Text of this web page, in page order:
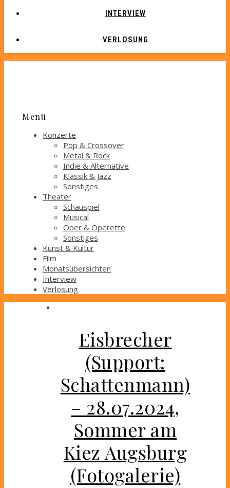
INTERVIEW
VERLOSUNG
Menü
Konzerte
Pop & Crossover
Metal & Rock
Indie & Alternative
Klassik & Jazz
Sonstiges
Theater
Schauspiel
Musical
Oper & Operette
Sonstiges
Kunst & Kultur
Film
Monatsübersichten
Interview
Verlosung
Eisbrecher
(Support:
Schattenmann)
– 28.07.2024,
Sommer am
Kiez Augsburg
(Fotogalerie)